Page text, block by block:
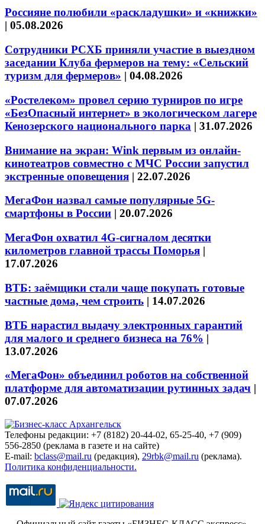
Россияне полюбили «раскладушки» и «книжки»
| 05.08.2026
Сотрудники РСХБ приняли участие в выездном
заседании Клуба фермеров на тему: «Сельский
туризм для фермеров» | 04.08.2026
«Ростелеком» провел серию турниров по игре
«БезОпасный интернет» в экологическом лагере
Кенозерского национального парка | 31.07.2026
Внимание на экран: Wink первым из онлайн-
кинотеатров совместно с МЧС России запустил
экстренные оповещения | 22.07.2026
МегаФон назвал самые популярные 5G-
смартфоны в России | 20.07.2026
МегаФон охватил 4G-сигналом десятки
километров главной трассы Поморья |
17.07.2026
ВТБ: заёмщики стали чаще покупать готовые
частные дома, чем строить | 14.07.2026
ВТБ нарастил выдачу электронных гарантий
для малого и среднего бизнеса на 76% |
13.07.2026
«МегаФон» объединил роботов на собственной
платформе для автоматизации рутинных задач |
07.07.2026
Телефоны редакции: +7 (8182) 20-44-02, 65-25-40, +7 (909)
556-2850 (реклама в газете и на сайте)
E-mail: bclass@mail.ru (редакция), 29rbk@mail.ru (реклама).
Политика конфиденциальности.